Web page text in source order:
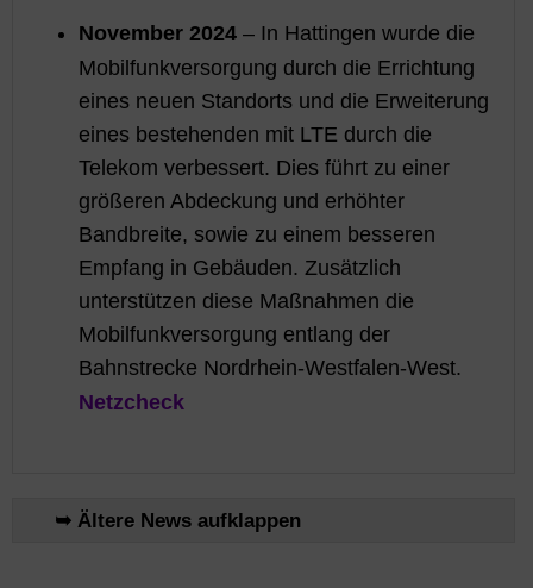
November 2024 – In Hattingen wurde die
Mobilfunkversorgung durch die Errichtung
eines neuen Standorts und die Erweiterung
eines bestehenden mit LTE durch die
Telekom verbessert. Dies führt zu einer
größeren Abdeckung und erhöhter
Bandbreite, sowie zu einem besseren
Empfang in Gebäuden. Zusätzlich
unterstützen diese Maßnahmen die
Mobilfunkversorgung entlang der
Bahnstrecke Nordrhein-Westfalen-West.
Netzcheck
➥ Ältere News aufklappen